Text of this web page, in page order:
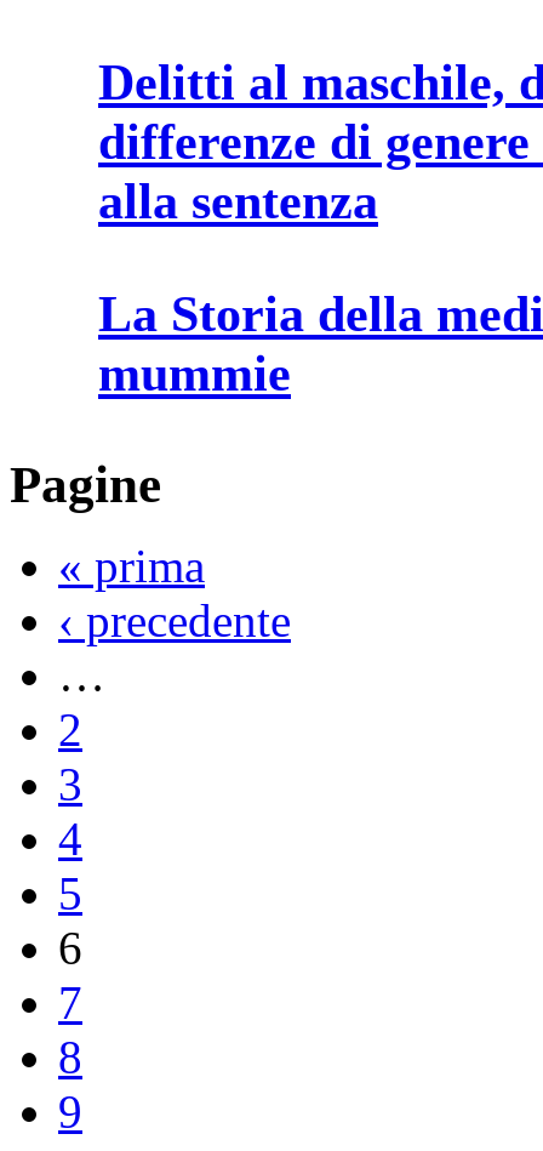
Delitti al maschile,
differenze di
alla sentenza
La Storia della
mummie
Pagine
« prima
‹ precedente
…
2
3
4
5
6
7
8
9